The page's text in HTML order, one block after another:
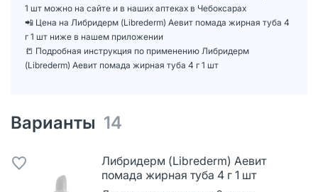
1 шт можно на сайте и в наших аптеках в Чебоксарах
📲 Цена на Либридерм (Librederm) Аевит помада жирная туба 4
г 1 шт ниже в нашем приложении
📒 Подробная инструкция по применению Либридерм
(Librederm) Аевит помада жирная туба 4 г 1 шт
Варианты 14
Либридерм (Librederm) Аевит
помада жирная туба 4 г 1 шт